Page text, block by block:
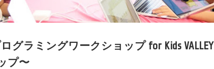
グラミングワークショップ for Kids VALLEY
プ〜